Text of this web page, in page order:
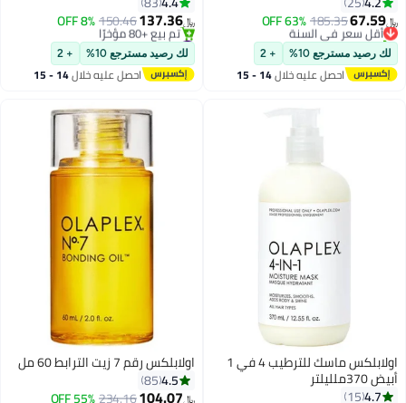
﷼‏67.59
185.35
63% OFF
أقل سعر في السنة
تم بيع +10 مؤخرًا
أقل سعر في السنة
لك رصيد مسترجع 10% + 2
احصل عليه خلال 14 - 15
مكونة من قطعتين
﷼‏137.36
150.46
8% OFF
#7 في مجموعات الشامبو والبلسم
أقل سعر في السنة
تم بيع +80 مؤخرًا
#7 في مجموعات الشامبو والبلسم
لك رصيد مسترجع 10% + 2
احصل عليه خلال 14 - 15
اولابلكس ماسك للترطيب 4 في 1
أبيض 370ملليلتر
4.7
15
اولابلكس رقم 7 زيت الترابط 60 مل
4.5
85
﷼‏